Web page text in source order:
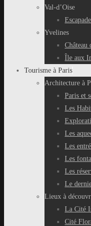
Val-d’Oise
Yvelines
Château
Île aux
Tourisme à Paris
Architecture à
Paris et
Les
Les
Les
Les
Les
Le
Lieux à
La Cité
Cité